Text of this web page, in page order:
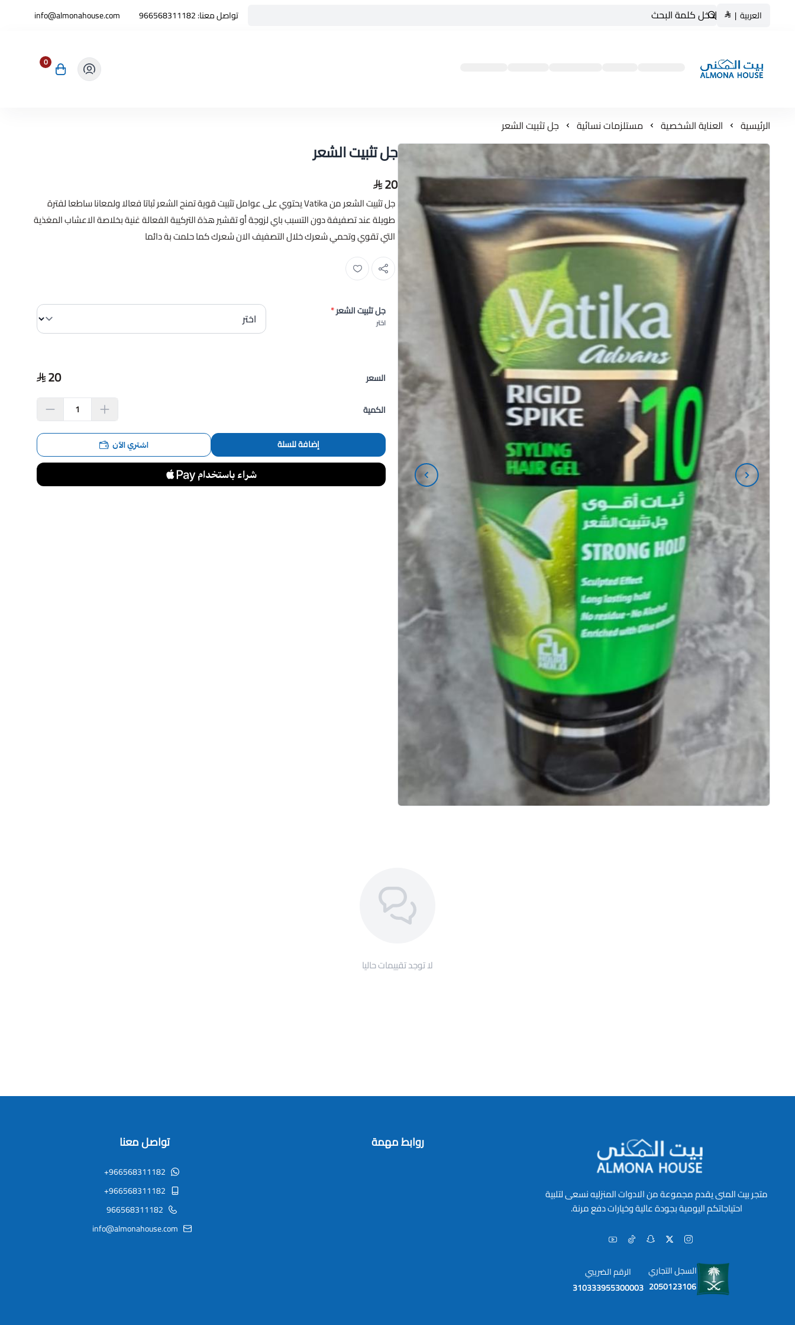
العربية | تواصل معنا:966568311182
info@almonahouse.com
بيت المنى ALMONA HOUSE
0
الرئيسية العناية الشخصية مستلزمات نسائية جل تثبيت الشعر
جل تثبيت الشعر
20
جل تثبيت الشعر من Vatika يحتوي على عوامل تثبيت قوية تمنح الشعر ثباتا فعالا ولمعانا ساطعا لفترة
طويلة عند تصفيفة دون التسبب باي لزوجة أو تقشير هذة التركيبة الفعالة غنية بخلاصة الاعشاب المغذية
التي تقوي وتحمي شعرك خلال التصفيف الان شعرك كما حلمت بة دائما
جل تثبيت الشعر*
اختر
السعر 20
الكمية
إضافة للسلة اشتري الآن
لا توجد تقييمات حاليا
متجر بيت المنى يقدم مجموعة من الادوات المنزليه نسعى لتلبية
احتياجاتكم اليومية بجودة عالية وخيارات دفع مرنة.
السجل التجاري
2050123106
الرقم الضريبي
310333955300003
روابط مهمة تواصل معنا
+966568311182
+966568311182
966568311182
info@almonahouse.com